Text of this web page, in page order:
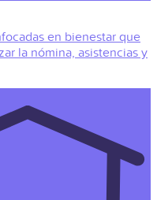
en bienestar que
la nómina, asistencias y